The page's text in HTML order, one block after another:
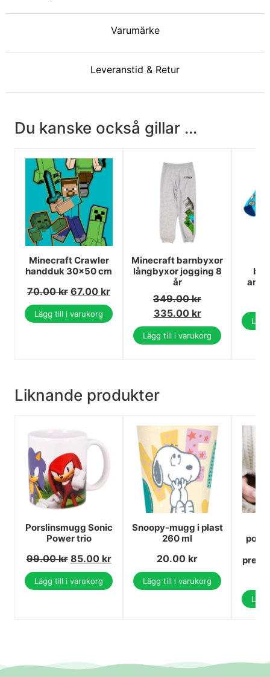
Varumärke
Leveranstid & Retur
Du kanske också gillar ...
Minecraft Crawler
handduk 30x50 cm
70.00kr 67.00 kr
Lägg till i varukorg
Minecraft barnbyxor
långbyxor jogging 8
år
349.00kr
335.00 kr
Lägg till i varukorg
Liknande produkter
Porslinsmugg Sonic
Power trio
99.00kr 85.00 kr
Lägg till i varukorg
Snoopy-mugg i plast
260 ml
20.00 kr
Lägg till i varukorg